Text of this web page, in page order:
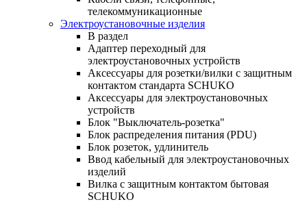
телекоммуникационные
Электроустановочные изделия
В раздел
Адаптер переходный для
электроустановочных устройств
Аксессуары для розетки/вилки с защитным
контактом стандарта SCHUKO
Аксессуары для электроустановочных
устройств
Блок "Выключатель-розетка"
Блок распределения питания (PDU)
Блок розеток, удлинитель
Ввод кабельный для электроустановочных
изделий
Вилка с защитным контактом бытовая
SCHUKO